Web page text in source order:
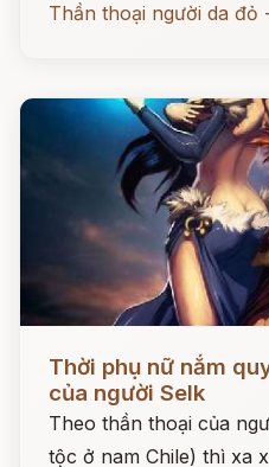
Thần thoại người da
Thời phụ nữ nắm
của người Selk
Theo thần thoại của
tộc ở nam Chile) thì xa